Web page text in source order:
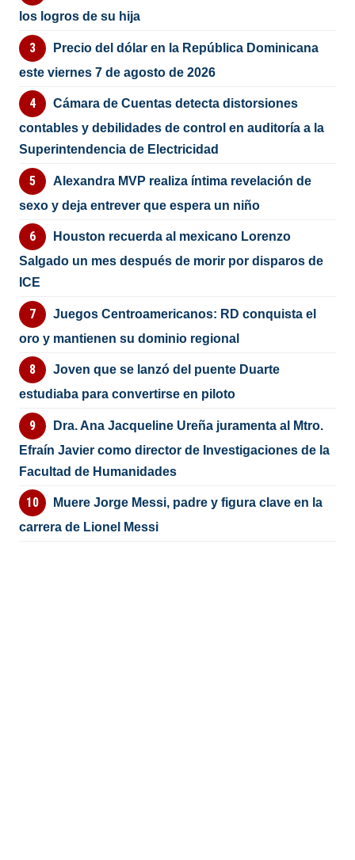
los logros de su hija
Precio del dólar en la República Dominicana
este viernes 7 de agosto de 2026
Cámara de Cuentas detecta distorsiones
contables y debilidades de control en auditoría a la
Superintendencia de Electricidad
Alexandra MVP realiza íntima revelación de
sexo y deja entrever que espera un niño
Houston recuerda al mexicano Lorenzo
Salgado un mes después de morir por disparos de
ICE
Juegos Centroamericanos: RD conquista el
oro y mantienen su dominio regional
Joven que se lanzó del puente Duarte
estudiaba para convertirse en piloto
Dra. Ana Jacqueline Ureña juramenta al Mtro.
Efraín Javier como director de Investigaciones de la
Facultad de Humanidades
Muere Jorge Messi, padre y figura clave en la
carrera de Lionel Messi